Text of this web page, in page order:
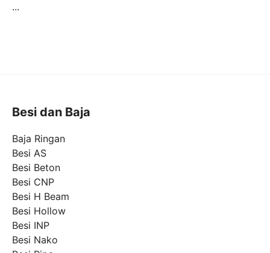
...
Besi dan Baja
Baja Ringan
Besi AS
Besi Beton
Besi CNP
Besi H Beam
Besi Hollow
Besi INP
Besi Nako